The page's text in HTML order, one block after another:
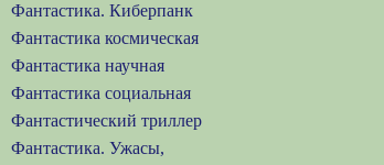
Фантастика. Киберпанк
Фантастика космическая
Фантастика научная
Фантастика социальная
Фантастический триллер
Фантастика. Ужасы,